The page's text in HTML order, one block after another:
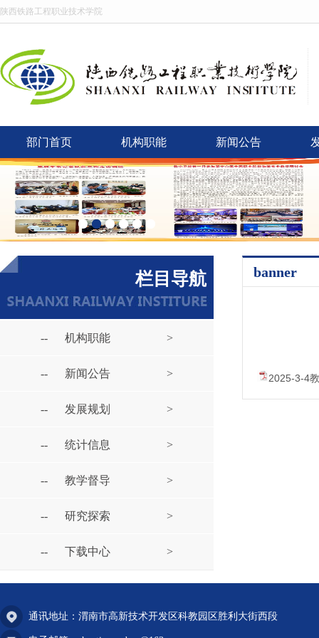
陕西铁路工程职业技术学院
部门首页 机构职能 新闻公告
栏目导航
-- 机构职能 >
-- 新闻公告 >
-- 发展规划 >
-- 统计信息 >
-- 教学督导 >
-- 研究探索 >
-- 下载中心 >
banner
2025-3-4
通讯地址：渭南市高新技术开发区科教园区胜利大街西段